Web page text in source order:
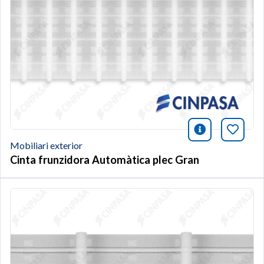
icono
Mobiliari exterior
Cinta frunzidora Automàtica plec Gran